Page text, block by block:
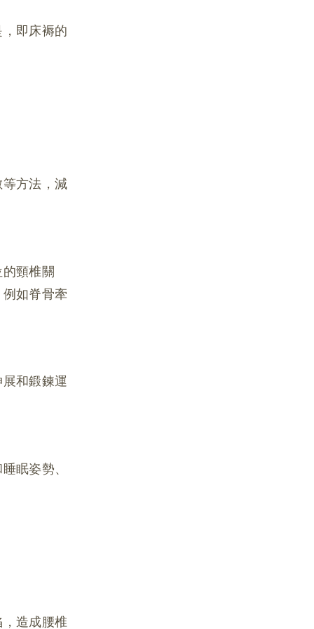
即床褥的
方法，減
頸椎關
如脊骨牽
和鍛鍊運
眠姿勢、
造成腰椎